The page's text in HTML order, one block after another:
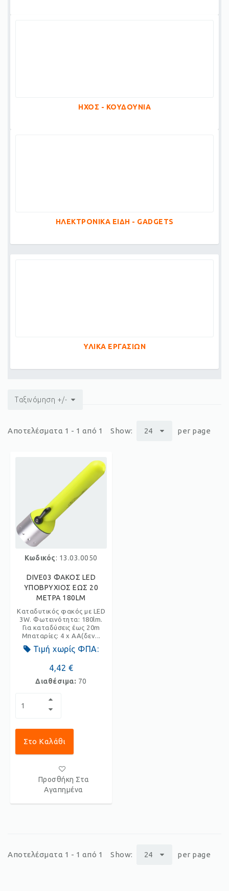
ΗΧΟΣ - ΚΟΥΔΟΥΝΙΑ
ΗΛΕΚΤΡΟΝΙΚΑ ΕΙΔΗ - GADGETS
ΥΛΙΚΑ ΕΡΓΑΣΙΩΝ
Ταξινόμηση +/-
Αποτελέσματα 1 - 1 από 1 Show: 24 per page
Κωδικός: 13.03.0050
DIVE03 ΦΑΚΟΣ LED
ΥΠΟΒΡΥΧΙΟΣ ΕΩΣ 20
ΜΕΤΡΑ 180LM
Καταδυτικός φακός με LED
3W. Φωτεινότητα: 180lm.
Για καταδύσεις έως 20m
Μπαταρίες: 4 x AA(δεν...
Τιμή χωρίς ΦΠΑ:
4,42 €
Διαθέσιμα: 70
Στο Καλάθι
Προσθήκη Στα
Αγαπημένα
Αποτελέσματα 1 - 1 από 1 Show: 24 per page